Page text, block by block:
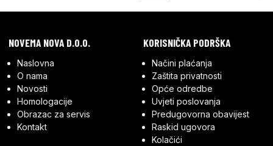
NOVEMA NOVA D.O.O.
Naslovna
O nama
Novosti
Homologacije
Obrazac za servis
Kontakt
KORISNIČKA PODRŠKA
Načini plaćanja
Zaštita privatnosti
Opće odredbe
Uvjeti poslovanja
Predugovorna obavijest
Raskid ugovora
Kolačići